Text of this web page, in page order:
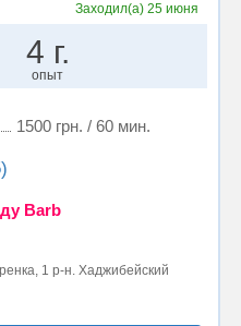
Заходил(а)25 июня
4 г.
опыт
1500 грн. / 60 мин.
Barb
1 р-н. Хаджибейский